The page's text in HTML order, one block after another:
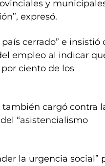
y
expresó.
cerrado” e insistió
empleo al indicar
ciento de los
cargó contra
“asistencialismo
la urgencia social”